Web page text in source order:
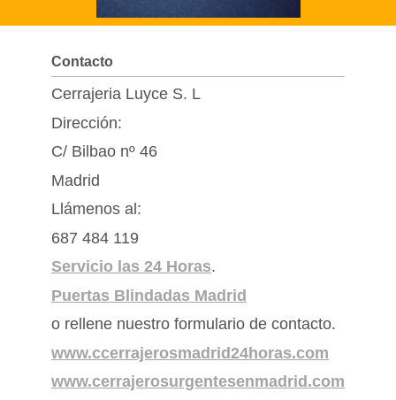
Contacto
Cerrajeria Luyce S. L
Dirección:
C/ Bilbao nº 46
Madrid
Llámenos al:
687 484 119
Servicio las 24 Horas.
Puertas Blindadas Madrid
o rellene nuestro formulario de contacto.
www.ccerrajerosmadrid24horas.com
www.cerrajerosurgentesenmadrid.com